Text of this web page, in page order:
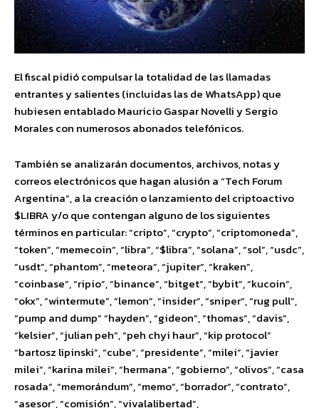
El fiscal pidió compulsar la totalidad de las llamadas
entrantes y salientes (incluidas las de WhatsApp) que
hubiesen entablado Mauricio Gaspar Novelli y Sergio
Morales con numerosos abonados telefónicos.
También se analizarán documentos, archivos, notas y
correos electrónicos que hagan alusión a “Tech Forum
Argentina”, a la creación o lanzamiento del criptoactivo
$LIBRA y/o que contengan alguno de los siguientes
términos en particular: “cripto”, “crypto”, “criptomoneda”,
“token”, “memecoin”, “libra”, “$libra”, “solana”, “sol”, “usdc”,
“usdt”, “phantom”, “meteora”, “jupiter”, “kraken”,
“coinbase”, “ripio”, “binance”, “bitget”, “bybit”, “kucoin”,
“okx”, “wintermute”, “lemon”, “insider”, “sniper”, “rug pull”,
“pump and dump” “hayden”, “gideon”, “thomas”, “davis”,
“kelsier”, “julian peh”, “peh chyi haur”, “kip protocol”
“bartosz lipinski”, “cube”, “presidente”, “milei”, “javier
milei”, “karina milei”, “hermana”, “gobierno”, “olivos”, “casa
rosada”, “memorándum”, “memo”, “borrador”, “contrato”,
“asesor”, “comisión”, “vivalalibertad”,